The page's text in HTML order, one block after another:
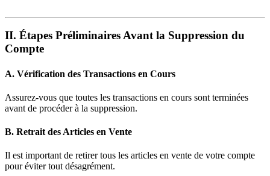
II. Étapes Préliminaires Avant la Suppression du
Compte
A. Vérification des Transactions en Cours
Assurez-vous que toutes les transactions en cours sont terminées
avant de procéder à la suppression.
B. Retrait des Articles en Vente
Il est important de retirer tous les articles en vente de votre compte
pour éviter tout désagrément.